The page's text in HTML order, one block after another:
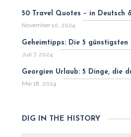
50 Travel Quotes – in Deutsch
November 10, 2024
Geheimtipps: Die 5 günstigsten
Juli 7, 2024
Georgien Urlaub: 5 Dinge, die
Mai 18, 2024
DIG IN THE HISTORY